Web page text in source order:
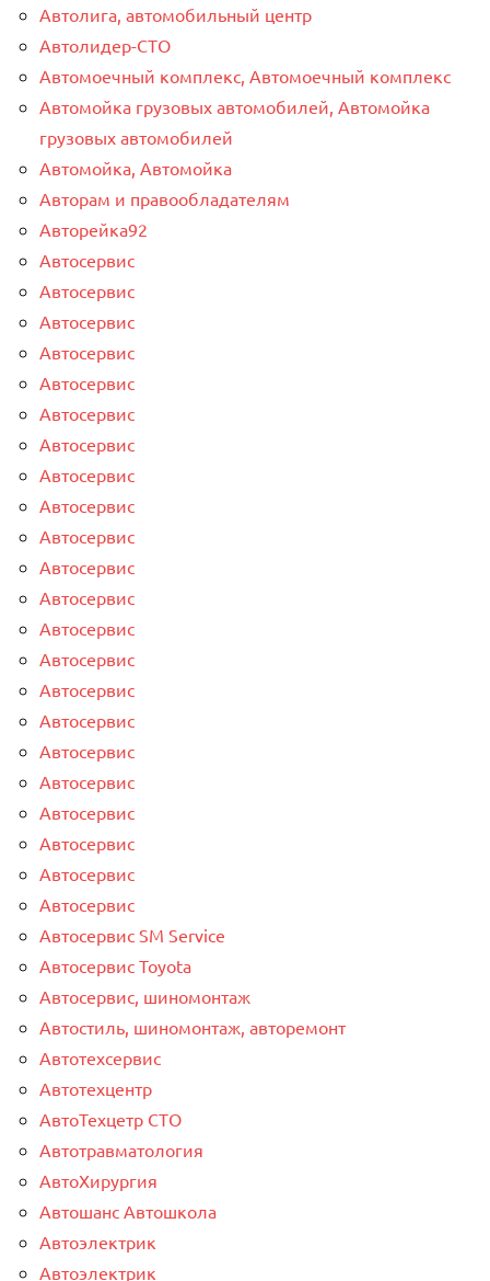
Автолига, автомобильный центр
Автолидер-СТО
Автомоечный комплекс, Автомоечный комплекс
Автомойка грузовых автомобилей, Автомойка
грузовых автомобилей
Автомойка, Автомойка
Авторам и правообладателям
Авторейка92
Автосервис
Автосервис
Автосервис
Автосервис
Автосервис
Автосервис
Автосервис
Автосервис
Автосервис
Автосервис
Автосервис
Автосервис
Автосервис
Автосервис
Автосервис
Автосервис
Автосервис
Автосервис
Автосервис
Автосервис
Автосервис
Автосервис
Автосервис SM Service
Автосервис Toyota
Автосервис, шиномонтаж
Автостиль, шиномонтаж, авторемонт
Автотехсервис
Автотехцентр
АвтоТехцетр СТО
Автотравматология
АвтоХирургия
Автошанс Автошкола
Автоэлектрик
Автоэлектрик